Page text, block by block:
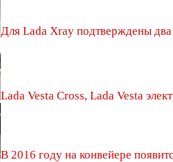
Для Lada Xray подтверждены
Lada Vesta Cross, Lada Vesta
В 2016 году на конвейере